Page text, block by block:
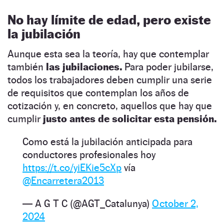
No hay límite de edad, pero existe
la jubilación
Aunque esta sea la teoría, hay que contemplar
también las jubilaciones. Para poder jubilarse,
todos los trabajadores deben cumplir una serie
de requisitos que contemplan los años de
cotización y, en concreto, aquellos que hay que
cumplir justo antes de solicitar esta pensión.
Como está la jubilación anticipada para
conductores profesionales hoy
https://t.co/yiEKie5cXp vía
@Encarretera2013
— A G T C (@AGT_Catalunya) October 2,
2024